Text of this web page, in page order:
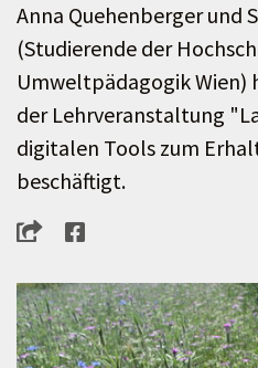
Anna Quehenberger und
(Studierende der
Umweltpädagogik Wien)
der Lehrveranstaltung
digitalen Tools zum
beschäftigt.